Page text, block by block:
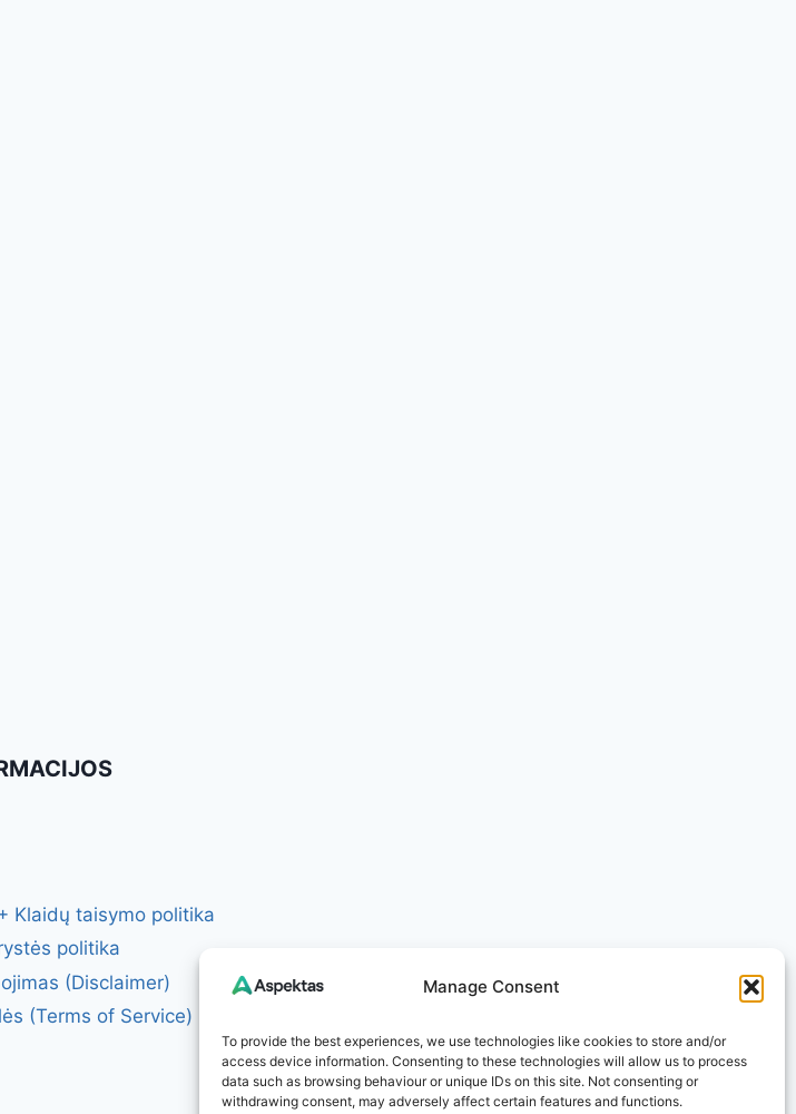
Manage Consent
To provide the best experiences, we use technologies like cookies to store and/or
access device information. Consenting to these technologies will allow us to process
data such as browsing behaviour or unique IDs on this site. Not consenting or
withdrawing consent, may adversely affect certain features and functions.
Klaidų taisymo politika
politika
(Disclaimer)
(Terms of Service)